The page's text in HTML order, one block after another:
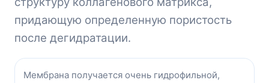
придающую определенную пористость
после дегидратации.
Мембрана получается очень гидрофильной,